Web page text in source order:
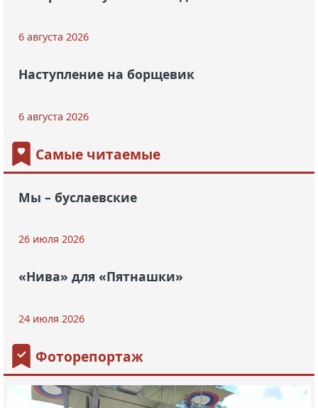
6 августа 2026
Наступление на борщевик
6 августа 2026
Самые читаемые
Мы – буслаевские
26 июля 2026
«Нива» для «Пятнашки»
24 июля 2026
Фоторепортаж